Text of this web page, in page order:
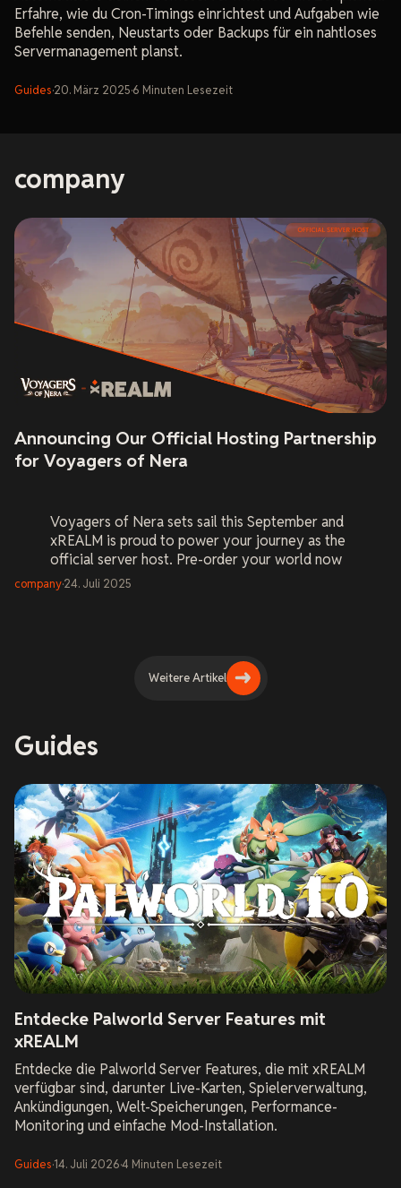
Erfahre, wie du Cron-Timings einrichtest und Aufgaben wie
Befehle senden, Neustarts oder Backups für ein nahtloses
Servermanagement planst.
Guides·20. März 2025·6 Minuten Lesezeit
company
Announcing Our Official Hosting Partnership
for Voyagers of Nera
Voyagers of Nerasets sail this September and
xREALM is proud to power your journey as the
official server host. Pre-order your world now
and be ready on Day One.
company·24. Juli 2025
Weitere Artikel
Guides
Entdecke Palworld Server Features mit
xREALM
Entdecke die Palworld Server Features, die mit xREALM
verfügbar sind, darunter Live-Karten, Spielerverwaltung,
Ankündigungen, Welt-Speicherungen, Performance-
Monitoring und einfache Mod-Installation.
Guides·14. Juli 2026·4 Minuten Lesezeit